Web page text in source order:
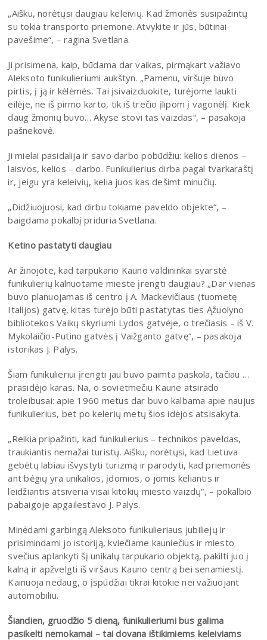
„Aišku, norėtųsi daugiau keleivių. Kad žmonės susipažintų
su tokia transporto priemone. Atvykite ir jūs, būtinai
pavešime“, – ragina Svetlana.
Ji prisimena, kaip, būdama dar vaikas, pirmąkart važiavo
Aleksoto funikulieriumi aukštyn. „Pamenu, viršuje buvo
pirtis, į ją ir kėlėmės. Tai įsivaizduokite, turėjome laukti
eilėje, ne iš pirmo karto, tik iš trečio įlipom į vagonėlį. Kiek
daug žmonių buvo… Akyse stovi tas vaizdas“, – pasakoja
pašnekovė.
Ji mielai pasidalija ir savo darbo pobūdžiu: kelios dienos –
laisvos, kelios – darbo. Funikulierius dirba pagal tvarkaraštį
ir, jeigu yra keleivių, kelia juos kas dešimt minučių.
„Didžiuojuosi, kad dirbu tokiame paveldo objekte“, –
baigdama pokalbį priduria Svetlana.
Ketino pastatyti daugiau
Ar žinojote, kad tarpukario Kauno valdininkai svarstė
funikulierių kalnuotame mieste įrengti daugiau? „Dar vienas
buvo planuojamas iš centro į A. Mackevičiaus (tuometę
Italijos) gatvę, kitas turėjo būti pastatytas ties Ąžuolyno
bibliotekos Vaikų skyriumi Lydos gatvėje, o trečiasis – iš V.
Mykolaičio-Putino gatvės į Vaižganto gatvę“, – pasakoja
istorikas J. Palys.
Šiam funikulieriui įrengti jau buvo paimta paskola, tačiau …
prasidėjo karas. Na, o sovietmečiu Kaune atsirado
troleibusai: apie 1960 metus dar buvo kalbama apie naujus
funikulierius, bet po kelerių metų šios idėjos atsisakyta.
„Reikia pripažinti, kad funikulierius – technikos paveldas,
traukiantis nemažai turistų. Aišku, norėtųsi, kad Lietuva
gebėtų labiau išvystyti turizmą ir parodyti, kad priemonės
ant bėgių yra unikalios, įdomios, o jomis keliantis ir
leidžiantis atsiveria visai kitokių miesto vaizdų“, – pokalbio
pabaigoje apgailestavo J. Palys.
Minėdami garbingą Aleksoto funikulieriaus jubiliejų ir
prisimindami jo istoriją, kviečiame kauniečius ir miesto
svečius aplankyti šį unikalų tarpukario objektą, pakilti juo į
kalną ir apžvelgti iš viršaus Kauno centrą bei senamiestį.
Kainuoja nedaug, o įspūdžiai tikrai kitokie nei važiuojant
automobiliu.
Šiandien, gruodžio 5 dieną, funikulieriumi bus galima
pasikelti nemokamai – tai dovana ištikimiems keleiviams